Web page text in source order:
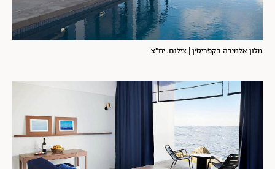
מלון אלמירה בקפריסין | צילום: יח"צ